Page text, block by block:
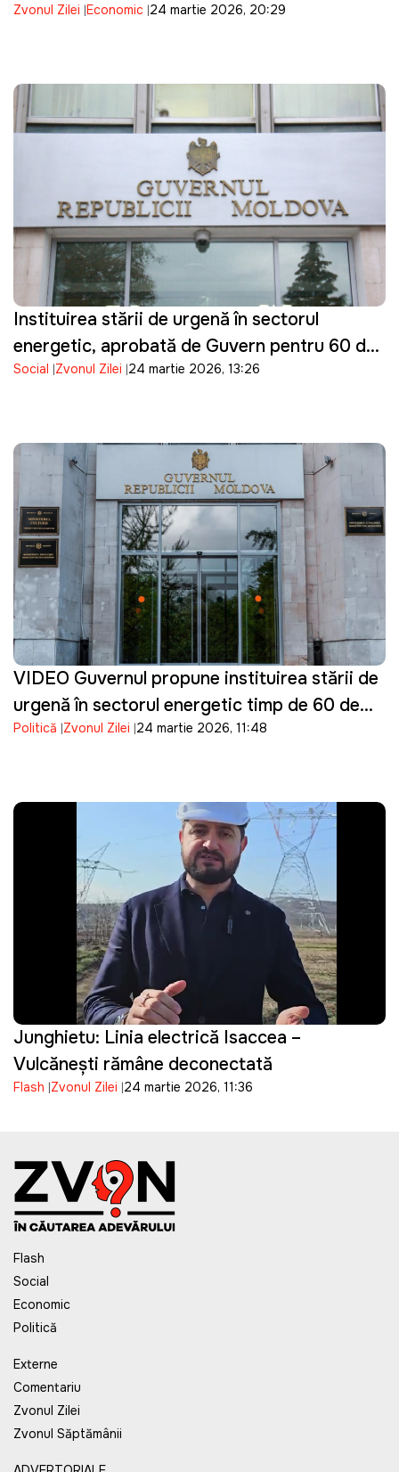
Zvonul Zilei Economic 24 martie 2026, 20:29
Instituirea stării de urgență în sectorul
energetic, aprobată de Guvern pentru 60 de
zile
Social Zvonul Zilei 24 martie 2026, 13:26
VIDEO Guvernul propune instituirea stării de
urgență în sectorul energetic timp de 60 de
zile, după deconectarea liniei Isaccea–
Politică Zvonul Zilei 24 martie 2026, 11:48
Junghietu: Linia electrică Isaccea –
Vulcănești rămâne deconectată
Flash Zvonul Zilei 24 martie 2026, 11:36
Flash
Social
Economic
Politică
Externe
Comentariu
Zvonul Zilei
Zvonul Săptămânii